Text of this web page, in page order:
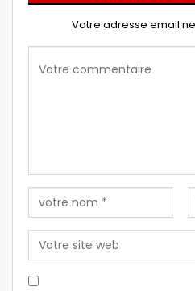
Votre adresse email